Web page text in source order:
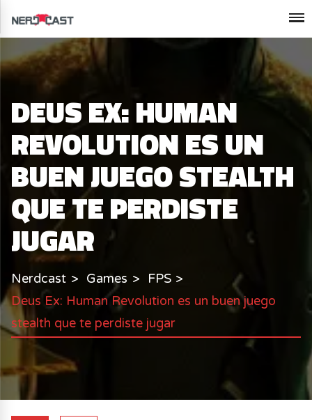
DEUS EX: HUMAN
REVOLUTION ES UN
BUEN JUEGO STEALTH
QUE TE PERDISTE
JUGAR
Nerdcast Games
FPS
Deus Ex: Human Revolution es un buen juego
stealth que te perdiste jugar